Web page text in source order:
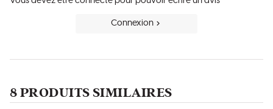
Connexion
8 PRODUITS SIMILAIRES